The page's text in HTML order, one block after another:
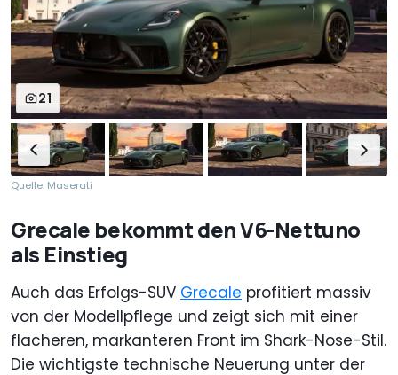
21
Quelle: Maserati
Grecale bekommt den V6-Nettuno
als Einstieg
Auch das Erfolgs-SUV Grecale profitiert massiv
von der Modellpflege und zeigt sich mit einer
flacheren, markanteren Front im Shark-Nose-Stil.
Die wichtigste technische Neuerung unter der